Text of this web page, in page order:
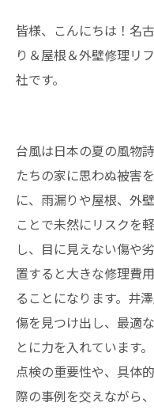
皆様、こんにちは！名
り＆屋根＆外壁修理リ
社です。
台風は日本の夏の風物
たちの家に思わぬ被害
に、雨漏りや屋根、外
ことで未然にリスクを
し、目に見えない傷や
置すると大きな修理費
ることになります。井
傷を見つけ出し、最適
とに力を入れています
点検の重要性や、具体
際の事例を交えながら